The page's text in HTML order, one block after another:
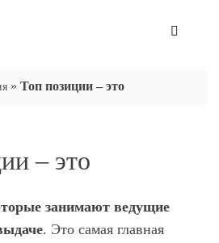
» Топ позиции – это
– это
занимают ведущие
. Это самая главная